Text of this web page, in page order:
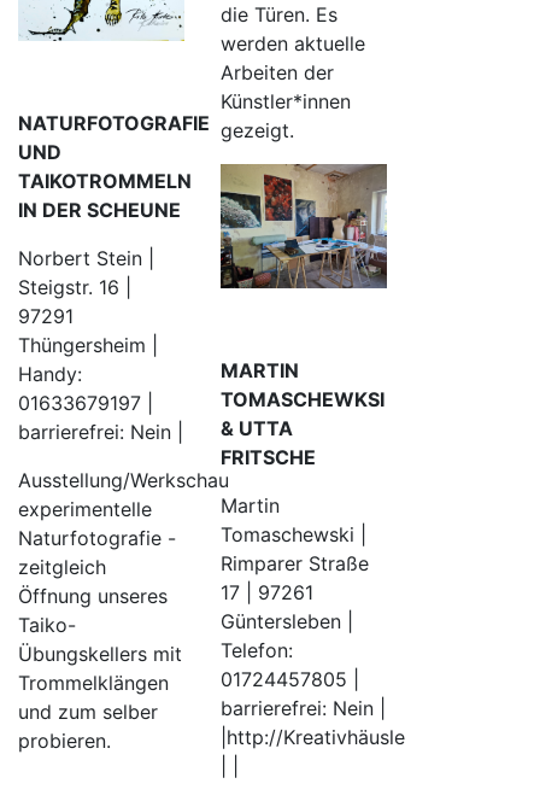
NATURFOTOGRAFIE
UND
TAIKOTROMMELN
IN DER SCHEUNE
Norbert Stein |
Steigstr. 16 |
97291
Thüngersheim |
Handy:
01633679197 |
barrierefrei: Nein |
Ausstellung/Werkschau
experimentelle
Naturfotografie -
zeitgleich
Öffnung unseres
Taiko-
Übungskellers mit
Trommelklängen
und zum selber
probieren.
die Türen. Es
werden aktuelle
Arbeiten der
Künstler*innen
gezeigt.
MARTIN
TOMASCHEWKSI
& UTTA
FRITSCHE
Martin
Tomaschewski |
Rimparer Straße
17 | 97261
Güntersleben |
Telefon:
01724457805 |
barrierefrei: Nein |
|http://Kreativhäusle